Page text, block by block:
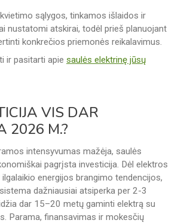
sąlygos, tinkamos išlaidos ir
nustatomi atskirai, todėl prieš planuojant
konkrečios priemonės reikalavimus.
ir pasitarti apie saulės elektrinę jūsų
VIS DAR
2026 M.?
intensyvumas mažėja, saulės
pagrįsta investicija. Dėl elektros
energijos brangimo tendencijos,
dažniausiai atsiperka per 2-3
dar 15–20 metų gaminti elektrą su
Parama, finansavimas ir mokesčių